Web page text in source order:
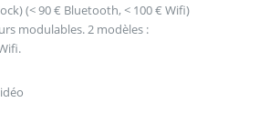
(< 90 € Bluetooth, < 100 € Wifi)
modulables. 2 modèles :